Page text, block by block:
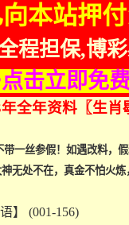
本站押
程担保,博
击立即免
全年资料〖生肖
带一丝参假！如遇改料，
无处不在，真金不怕火炼
】 (001-156)